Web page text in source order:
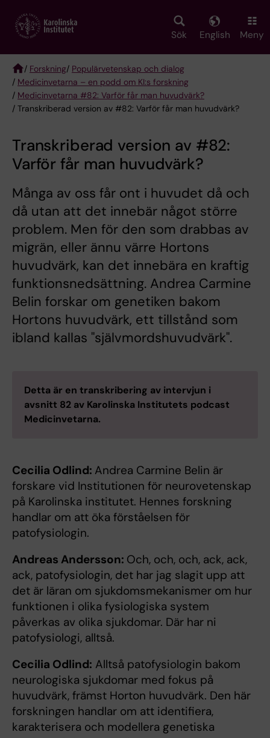
main
Sök English Meny
Breadcrumb
/ Forskning/ Populärvetenskap och dialog
/ Medicinvetarna – en podd om KI:s forskning
/ Medicinvetarna #82: Varför får man huvudvärk?
/ Transkriberad version av #82: Varför får man huvudvärk?
Transkriberad version av #82:
Varför får man huvudvärk?
Många av oss får ont i huvudet då och
då utan att det innebär något större
problem. Men för den som drabbas av
migrän, eller ännu värre Hortons
huvudvärk, kan det innebära en kraftig
funktionsnedsättning. Andrea Carmine
Belin forskar om genetiken bakom
Hortons huvudvärk, ett tillstånd som
ibland kallas "självmordshuvudvärk".
Detta är en transkribering av intervjun i
avsnitt 82 av Karolinska Institutets podcast
Medicinvetarna.
Cecilia Odlind: Andrea Carmine Belin är
forskare vid Institutionen för neurovetenskap
på Karolinska institutet. Hennes forskning
handlar om att öka förståelsen för
patofysiologin.
Andreas Andersson: Och, och, och, ack, ack,
ack, patofysiologin, det har jag slagit upp att
det är läran om sjukdomsmekanismer om hur
funktionen i olika fysiologiska system
påverkas av olika sjukdomar. Där har ni
patofysiologi, alltså.
Cecilia Odlind: Alltså patofysiologin bakom
neurologiska sjukdomar med fokus på
huvudvärk, främst Horton huvudvärk. Den här
forskningen handlar om att identifiera,
karakterisera och modellera genetiska